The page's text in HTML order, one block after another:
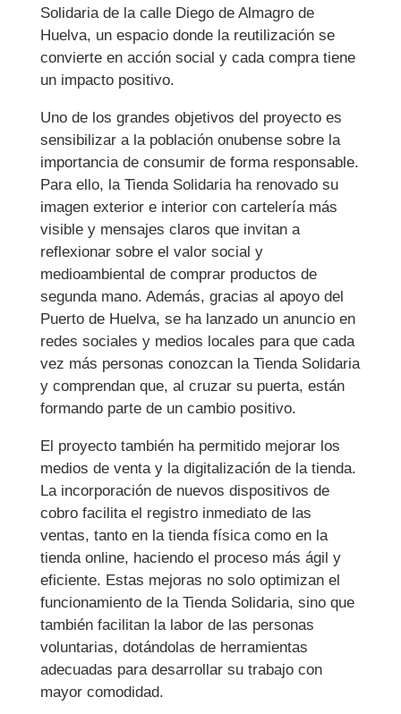
Solidaria de la calle Diego de Almagro de
Huelva, un espacio donde la reutilización se
convierte en acción social y cada compra tiene
un impacto positivo.
Uno de los grandes objetivos del proyecto es
sensibilizar a la población onubense sobre la
importancia de consumir de forma responsable.
Para ello, la Tienda Solidaria ha renovado su
imagen exterior e interior con cartelería más
visible y mensajes claros que invitan a
reflexionar sobre el valor social y
medioambiental de comprar productos de
segunda mano. Además, gracias al apoyo del
Puerto de Huelva, se ha lanzado un anuncio en
redes sociales y medios locales para que cada
vez más personas conozcan la Tienda Solidaria
y comprendan que, al cruzar su puerta, están
formando parte de un cambio positivo.
El proyecto también ha permitido mejorar los
medios de venta y la digitalización de la tienda.
La incorporación de nuevos dispositivos de
cobro facilita el registro inmediato de las
ventas, tanto en la tienda física como en la
tienda online, haciendo el proceso más ágil y
eficiente. Estas mejoras no solo optimizan el
funcionamiento de la Tienda Solidaria, sino que
también facilitan la labor de las personas
voluntarias, dotándolas de herramientas
adecuadas para desarrollar su trabajo con
mayor comodidad.